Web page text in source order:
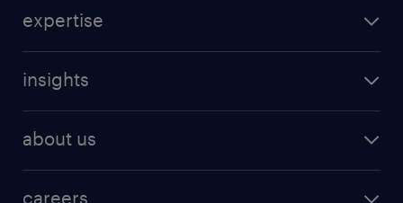
expertise
insights
about us
careers